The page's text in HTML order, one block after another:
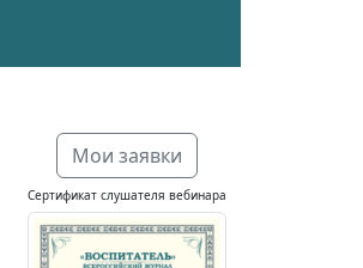
Мои заявки
Сертификат слушателя вебинара